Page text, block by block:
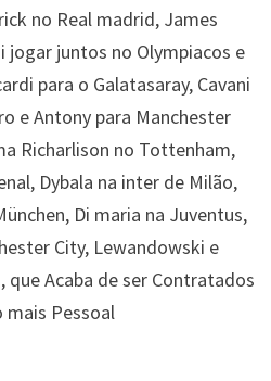
no Real madrid, James
jogar juntos no Olympiacos e
para o Galatasaray, Cavani
e Antony para Manchester
Richarlison no Tottenham,
Dybala na inter de Milão,
Di maria na Juventus,
City, Lewandowski e
que Acaba de ser Contratados
mais Pessoal